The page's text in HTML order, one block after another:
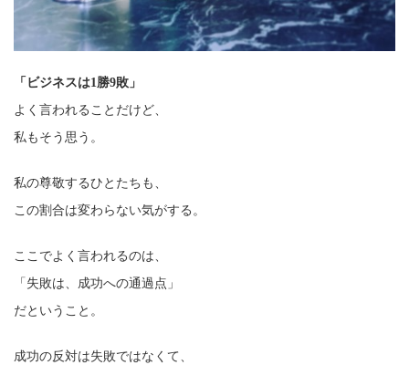
「ビジネスは1勝9敗」
よく言われることだけど、
私もそう思う。
私の尊敬するひとたちも、
この割合は変わらない気がする。
ここでよく言われるのは、
「失敗は、成功への通過点」
だということ。
成功の反対は失敗ではなくて、